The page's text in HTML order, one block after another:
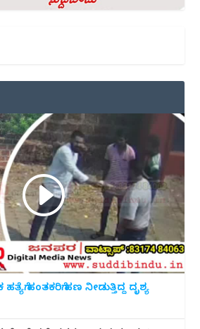
ಹಂತಕರಿಗೆ ಹಣ ನೀಡುತ್ತಿದ್ದ ದೃಶ್ಯ